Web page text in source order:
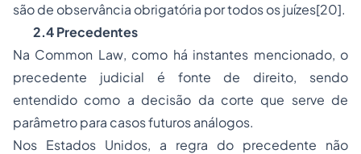
são de observância obrigatória por todos os juízes[20].
2.4Precedentes
Na Common Law, como há instantes mencionado, o
precedente judicial é fonte de direito, sendo
entendido como a decisão da corte que serve de
parâmetro para casos futuros análogos.
Nos Estados Unidos, a regra do precedente não